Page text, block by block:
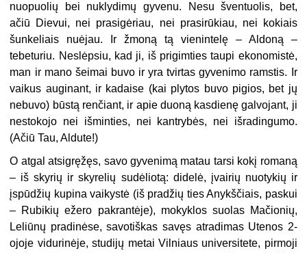
nuopuolių bei nuklydimų gyvenu. Nesu šventuolis, bet,
ačiū Dievui, nei prasigėriau, nei prasirūkiau, nei kokiais
šunkeliais nuėjau. Ir žmoną tą vienintelę – Aldoną –
tebeturiu. Neslėpsiu, kad ji, iš prigimties taupi ekonomistė,
man ir mano šeimai buvo ir yra tvirtas gyvenimo ramstis. Ir
vaikus auginant, ir kadaise (kai plytos buvo pigios, bet jų
nebuvo) būstą renčiant, ir apie duoną kasdienę galvojant, ji
nestokojo nei išminties, nei kantrybės, nei išradingumo.
(Ačiū Tau, Aldute!)
O atgal atsigręžęs, savo gyvenimą matau tarsi kokį romaną
– iš skyrių ir skyrelių sudėliotą: didelė, įvairių nuotykių ir
įspūdžių kupina vaikystė (iš pradžių ties Anykščiais, paskui
– Rubikių ežero pakrantėje), mokyklos suolas Mačionių,
Leliūnų pradinėse, savotiškas savęs atradimas Utenos 2-
ojoje vidurinėje, studijų metai Vilniaus universitete, pirmoji